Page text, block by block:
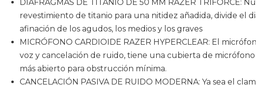
DIAFRAGMAS DE TITANIO DE 50 MM RAZER TRIFORCE:
revestimiento de titanio para una nitidez añadida, divide el
afinación de los agudos, los medios y los graves
MICRÓFONO CARDIOIDE RAZER HYPERCLEAR: El
voz y cancelación de ruido, tiene una cubierta de
más abierto para obstrucción mínima.
CANCELACIÓN PASIVA DE RUIDO MODERNA: Ya sea el